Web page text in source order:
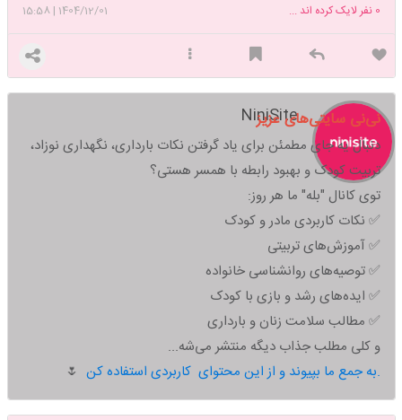
1404/12/01
|
15:58 0 نفر لایک کرده اند ...
NiniSite
نی‌نی سایتی‌های عزیز
دنبال یه جای مطمئن برای یاد گرفتن نکات بارداری، نگهداری نوزاد،
تربیت کودک و بهبود رابطه با همسر هستی؟
توی کانال "بله" ما هر روز:
✅ نکات کاربردی مادر و کودک
✅ آموزش‌های تربیتی
✅ توصیه‌های روانشناسی خانواده
✅ ایده‌های رشد و بازی با کودک
✅ مطالب سلامت زنان و بارداری
و کلی مطلب جذاب دیگه منتشر می‌شه...
به جمع ما بپیوند و از این محتوای کاربردی استفاده کن.
🌷